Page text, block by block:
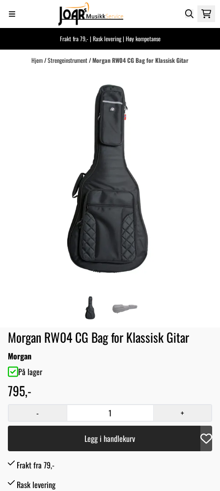
Hopp til innhold
Frakt fra 79,- | Rask levering | Høy kompetanse
Hjem/Strengeinstrument/Morgan RW04 CG Bag for Klassisk Gitar
Morgan RW04 CG Bag for Klassisk Gitar
Morgan
På lager
795,-
- +
Legg i handlekurv
Frakt fra 79,-
Rask levering